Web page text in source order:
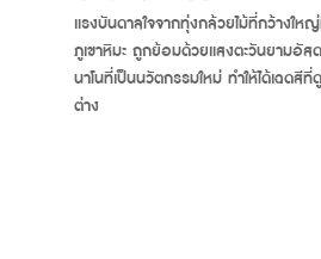
แรงบันดาลใจจากทุ่งกล้วยไม้ที่กว้างใ
ภูเขาหิมะ ถูกย้อมด้วยแสงตะวันยามอั
นาโนที่เป็นนวัตกรรมใหม่ ทำให้ได้เฉดสี
ต่าง
แรงบันดาลใจจากความรู้สึกเงียบสงัด
กว้างใหญ่ ผสานกับเทคโนโลยีพื้นผิวที่อั
การพ่นสีบนวัสดุนาโน ให้สัมผัสเรียบเนี
มือ ให้คุณรู้สึกถึงความสงบและสง่างาม